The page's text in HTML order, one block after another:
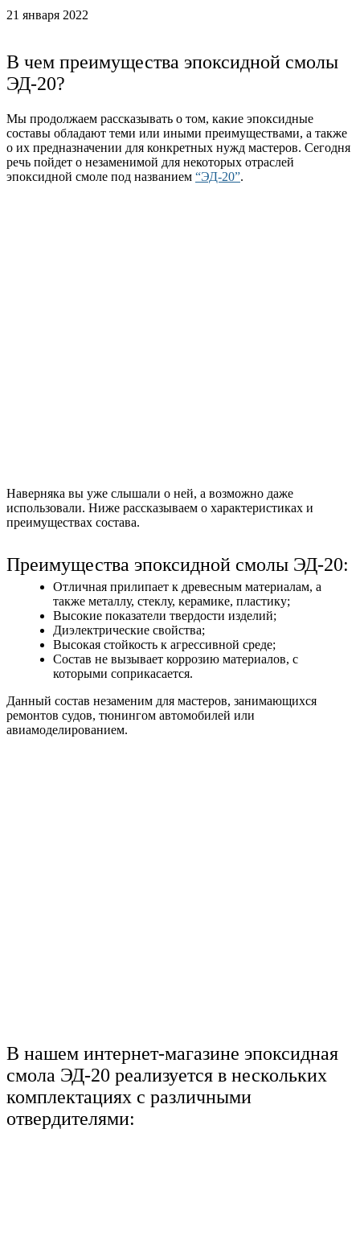
21 января 2022
В чем преимущества эпоксидной смолы
ЭД-20?
Мы продолжаем рассказывать о том, какие эпоксидные
составы обладают теми или иными преимуществами, а также
о их предназначении для конкретных нужд мастеров. Сегодня
речь пойдет о незаменимой для некоторых отраслей
эпоксидной смоле под названием “ЭД-20”.
Наверняка вы уже слышали о ней, а возможно даже
использовали. Ниже рассказываем о характеристиках и
преимуществах состава.
Преимущества эпоксидной смолы ЭД-20:
Отличная прилипает к древесным материалам, а
также металлу, стеклу, керамике, пластику;
Высокие показатели твердости изделий;
Диэлектрические свойства;
Высокая стойкость к агрессивной среде;
Состав не вызывает коррозию материалов, с
которыми соприкасается.
Данный состав незаменим для мастеров, занимающихся
ремонтов судов, тюнингом автомобилей или
авиамоделированием.
В нашем интернет-магазине эпоксидная
смола ЭД-20 реализуется в нескольких
комплектациях с различными
отвердителями: